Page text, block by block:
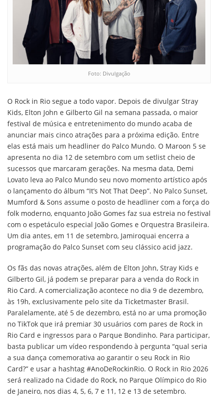
Foto: Divulgação
O Rock in Rio segue a todo vapor. Depois de divulgar Stray
Kids, Elton John e Gilberto Gil na semana passada, o maior
festival de música e entretenimento do mundo acaba de
anunciar mais cinco atrações para a próxima edição. Entre
elas está mais um headliner do Palco Mundo. O Maroon 5 se
apresenta no dia 12 de setembro com um setlist cheio de
sucessos que marcaram gerações. Na mesma data, Demi
Lovato leva ao Palco Mundo seu novo momento artístico após
o lançamento do álbum “It’s Not That Deep”. No Palco Sunset,
Mumford & Sons assume o posto de headliner com a força do
folk moderno, enquanto João Gomes faz sua estreia no festival
com o espetáculo especial João Gomes e Orquestra Brasileira.
Um dia antes, em 11 de setembro, Jamiroquai encerra a
programação do Palco Sunset com seu clássico acid jazz.
Os fãs das novas atrações, além de Elton John, Stray Kids e
Gilberto Gil, já podem se preparar para a venda do Rock in
Rio Card. A comercialização acontece no dia 9 de dezembro,
às 19h, exclusivamente pelo site da Ticketmaster Brasil.
Paralelamente, até 5 de dezembro, está no ar uma promoção
no TikTok que irá premiar 30 usuários com pares de Rock in
Rio Card e ingressos para o Parque Bondinho. Para participar,
basta publicar um vídeo respondendo à pergunta “qual seria
a sua dança comemorativa ao garantir o seu Rock in Rio
Card?” e usar a hashtag #AnoDeRockinRio. O Rock in Rio 2026
será realizado na Cidade do Rock, no Parque Olímpico do Rio
de Janeiro, nos dias 4, 5, 6, 7 e 11, 12 e 13 de setembro.